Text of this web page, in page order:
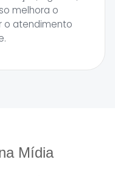
melhora o
o atendimento
Mídia